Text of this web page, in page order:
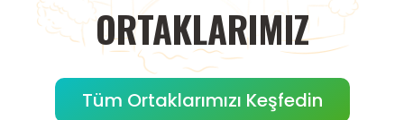
ORTAKLARIMIZ
Tüm Ortaklarımızı Keşfedin